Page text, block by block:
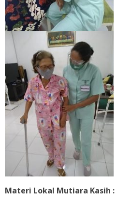
Materi Lokal Mutiara Kasih